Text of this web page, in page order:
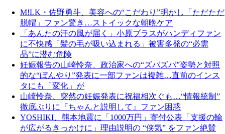
M!LK・佐野勇斗、美容への“こだわり”明かし「ただただ
脱帽」ファン驚き…ストイックな朝晩ケア
「あんたの汗の風が届く」小原ブラスがハンディファン
に不快感「髪の毛が吸い込まれる」被害多発の“必需
品”に潜む危険
妊娠報告の山崎怜奈、政治家への“ズバズバ”姿勢と対照
的な“ぼんやり”発表に一部ファンは複雑…直前のインス
タにも「変化」が
山崎怜奈、突然の妊娠発表に祝福相次ぐも…“情報統制”
徹底ぶりに『ちゃんと説明して』ファン困惑
YOSHIKI、熊本地震に「1000万円」寄付公表「支援の輪
が広がるきっかけに」理由説明の “侠気” をファン絶賛